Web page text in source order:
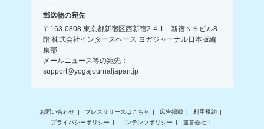
郵送物の宛先
〒163-0808 東京都新宿区西新宿2-4-1 新宿ＮＳビル8
階 株式会社インタースペース ヨガジャーナル日本版編
集部
メールニュース等の宛先：
support@yogajournaljapan.jp
お問い合わせ プレスリリースはこちら 広告掲載
利用規約
プライバシーポリシー
コンテンツポリシー 運営会社